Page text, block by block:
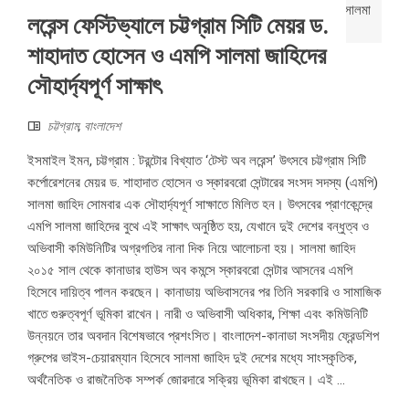
লরেন্স ফেস্টিভ্যালে চট্টগ্রাম সিটি মেয়র ড.
শাহাদাত হোসেন ও এমপি সালমা জাহিদের
সৌহার্দ্যপূর্ণ সাক্ষাৎ
চট্টগ্রাম, বাংলাদেশ
ইসমাইল ইমন, চট্টগ্রাম : টরন্টোর বিখ্যাত ‘টেস্ট অব লরেন্স’ উৎসবে চট্টগ্রাম সিটি
কর্পোরেশনের মেয়র ড. শাহাদাত হোসেন ও স্কারবরো সেন্টারের সংসদ সদস্য (এমপি)
সালমা জাহিদ সোমবার এক সৌহার্দ্যপূর্ণ সাক্ষাতে মিলিত হন। উৎসবের প্রাণকেন্দ্রে
এমপি সালমা জাহিদের বুথে এই সাক্ষাৎ অনুষ্ঠিত হয়, যেখানে দুই দেশের বন্ধুত্ব ও
অভিবাসী কমিউনিটির অগ্রগতির নানা দিক নিয়ে আলোচনা হয়। সালমা জাহিদ
২০১৫ সাল থেকে কানাডার হাউস অব কমন্সে স্কারবরো সেন্টার আসনের এমপি
হিসেবে দায়িত্ব পালন করছেন। কানাডায় অভিবাসনের পর তিনি সরকারি ও সামাজিক
খাতে গুরুত্বপূর্ণ ভূমিকা রাখেন। নারী ও অভিবাসী অধিকার, শিক্ষা এবং কমিউনিটি
উন্নয়নে তার অবদান বিশেষভাবে প্রশংসিত। বাংলাদেশ-কানাডা সংসদীয় ফ্রেন্ডশিপ
গ্রুপের ভাইস-চেয়ারম্যান হিসেবে সালমা জাহিদ দুই দেশের মধ্যে সাংস্কৃতিক,
অর্থনৈতিক ও রাজনৈতিক সম্পর্ক জোরদারে সক্রিয় ভূমিকা রাখছেন। এই ...